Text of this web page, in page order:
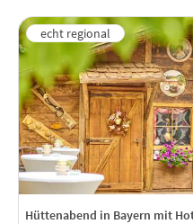
Hüttenabend in Bayern mit